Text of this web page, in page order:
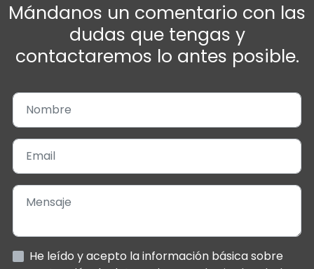
Mándanos un comentario con las
dudas que tengas y
contactaremos lo antes posible.
He leído y acepto la información básica sobre